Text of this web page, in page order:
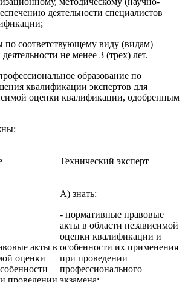
деятельности специалистов
виду (видам)
не менее 3 (трех) лет.
образование по
квалификации экспертов для
оценки квалификации, одобренным
Технический эксперт
акты в
оценки
проведении
А) знать:
- нормативные правовые
акты в области независимой
оценки квалификации и
особенности их применения
при проведении
профессионального
экзамена;